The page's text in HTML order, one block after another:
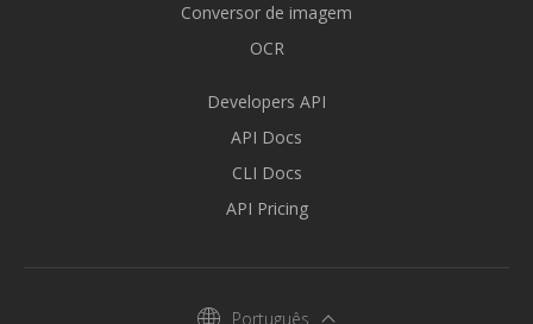
Conversor de imagem
OCR
Developers API
API Docs
CLI Docs
API Pricing
Português